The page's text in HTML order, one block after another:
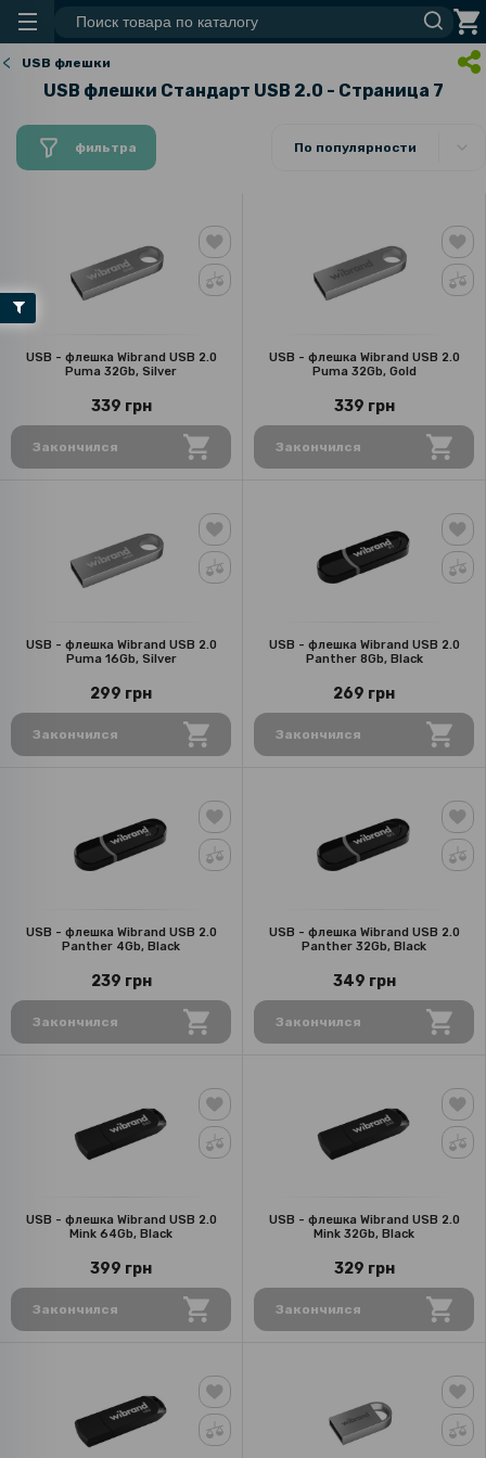
USB флешки
USB флешки Стандарт USB 2.0 - Страница 7
фильтра По популярности
USB - флешка Wibrand USB 2.0
Puma 32Gb, Silver
339 грн
Закончился
USB - флешка Wibrand USB 2.0
Puma 32Gb, Gold
339 грн
Закончился
USB - флешка Wibrand USB 2.0
Puma 16Gb, Silver
299 грн
Закончился
USB - флешка Wibrand USB 2.0
Panther 8Gb, Black
269 грн
Закончился
USB - флешка Wibrand USB 2.0
Panther 4Gb, Black
239 грн
Закончился
USB - флешка Wibrand USB 2.0
Panther 32Gb, Black
349 грн
Закончился
USB - флешка Wibrand USB 2.0
Mink 64Gb, Black
399 грн
Закончился
USB - флешка Wibrand USB 2.0
Mink 32Gb, Black
329 грн
Закончился